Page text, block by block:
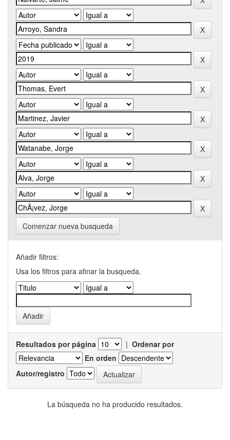
Comenzar nueva busqueda
Añadir filtros:
Usa los filtros para afinar la busqueda.
Resultados por página | Ordenar por
En orden
Autor/registro
La búsqueda no ha producido resultados.